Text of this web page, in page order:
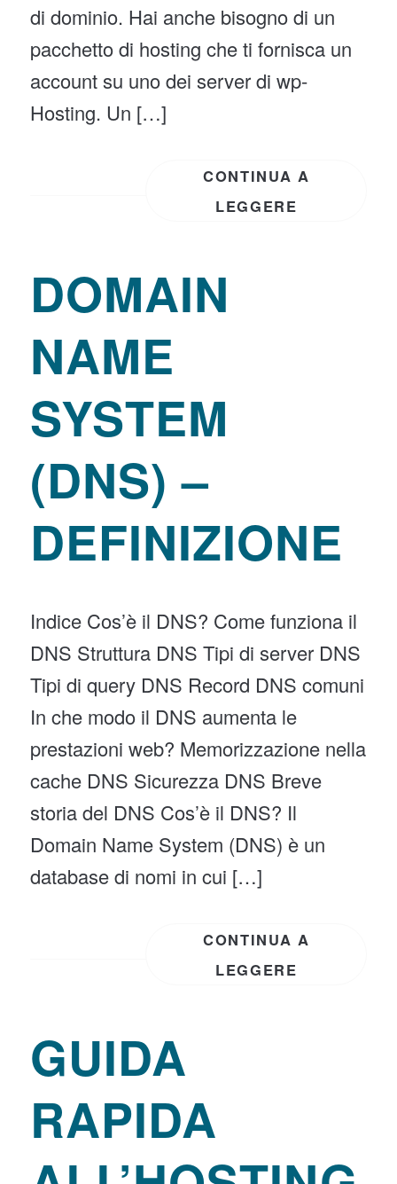
di dominio. Hai anche bisogno di un
pacchetto di hosting che ti fornisca un
account su uno dei server di wp-
Hosting. Un […]
CONTINUA A
LEGGERE
DOMAIN
NAME
SYSTEM
(DNS) –
DEFINIZIONE
Indice Cos’è il DNS? Come funziona il
DNS Struttura DNS Tipi di server DNS
Tipi di query DNS Record DNS comuni
In che modo il DNS aumenta le
prestazioni web? Memorizzazione nella
cache DNS Sicurezza DNS Breve
storia del DNS Cos’è il DNS? Il
Domain Name System (DNS) è un
database di nomi in cui […]
CONTINUA A
LEGGERE
GUIDA
RAPIDA